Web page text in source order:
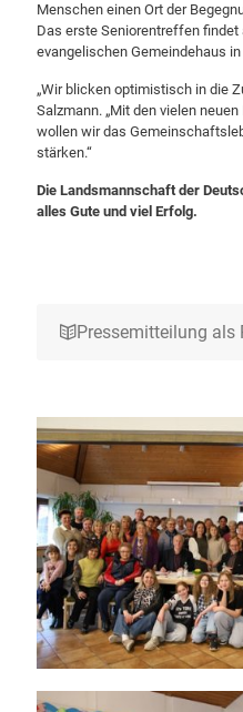
Menschen einen Ort der
Das erste Seniorentreffen findet
evangelischen Gemeindehaus
„Wir blicken optimistisch in die
Salzmann. „Mit den vielen
wollen wir das
stärken.“
Die Landsmannschaft der
alles Gute und viel Erfolg.
Pressemitteilung als